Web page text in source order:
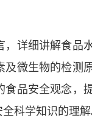
详细讲解食品
微生物的检测
品安全观念，
科学知识的理解